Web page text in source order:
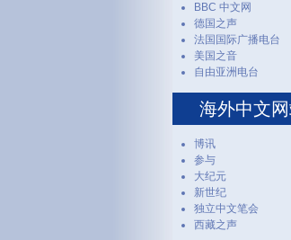
BBC 中文网
德国之声
法国国际广播电台
美国之音
自由亚洲电台
海外中文
博讯
参与
大纪元
新世纪
独立中文笔会
西藏之声